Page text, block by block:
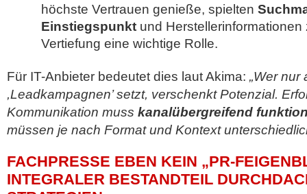
höchste Vertrauen genieße, spielten
Einstiegspunkt und
Vertiefung eine wichtige Rolle.
Für IT-Anbieter bedeutet dies laut Akima: „Wer nur
,Leadkampagnen’ setzt, verschenkt Potenzial.
Kommunikation muss kanalübergreifend
müssen je nach Format und Kontext
FACHPRESSE EBEN KEIN „PR-
INTEGRALER BESTANDTEIL